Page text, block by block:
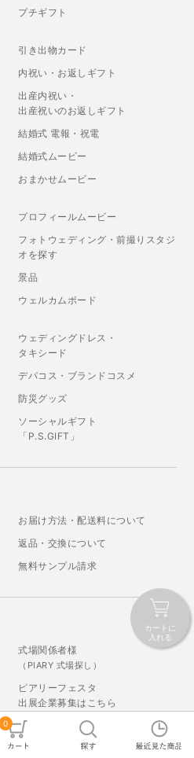
0
カートに
入れる
プチギフト
引き出物カード
内祝い・お返しギフト
出産内祝い・
出産祝いのお返しギフト
結婚式 電報・祝電
結婚式ムービー
おまかせムービー
プロフィールムービー
フォトウェディング・前撮りスタジ
オを探す
景品
ウェルカムボード
ウェディングドレス・
タキシード
デパコス・ブランドコスメ
防災グッズ
ソーシャルギフト
「P.S.GIFT」
お届け方法・配送料について
返品・交換について
無料サンプル請求
式場関係者様
（PIARY 式場探し）
ピアリーフェスタ
出展企業募集はこちら